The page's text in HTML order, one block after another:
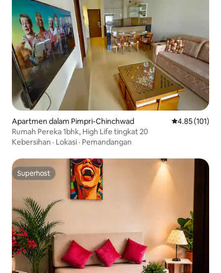
Apartmen dalam Pimpri-Chinchwad Penarafan
4.85 (101)
Rumah Pereka 1bhk, High Life tingkat 20
Kebersihan · Lokasi · Pemandangan
Superhost
Superhost